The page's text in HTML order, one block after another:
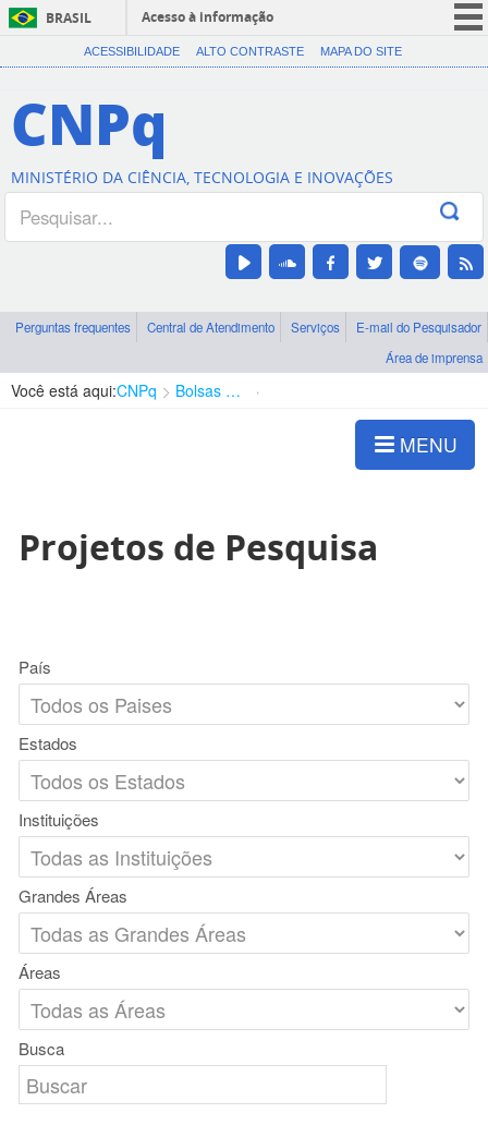
BRASIL
Acesso à informação
CORONAVÍRUS (COVID-19)
Canais
ACESSIBILIDADE ALTO CONTRASTE MAPA DO SITE
CNPq
MINISTÉRIO DA CIÊNCIA, TECNOLOGIA E INOVAÇÕES
Perguntas frequentes Central de Atendimento Serviços
E-mail do Pesquisador
Área de imprensa
Você está aqui:CNPq Bolsas e Auxílios Vigentes
MENU
Projetos de Pesquisa
País
Estados
Instituições
Grandes Áreas
Áreas
Busca